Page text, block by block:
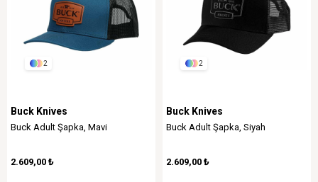
2
Buck Knives
Buck Adult Şapka, Mavi
2.609,00 ₺
2
Buck Knives
Buck Adult Şapka, Siyah
2.609,00 ₺